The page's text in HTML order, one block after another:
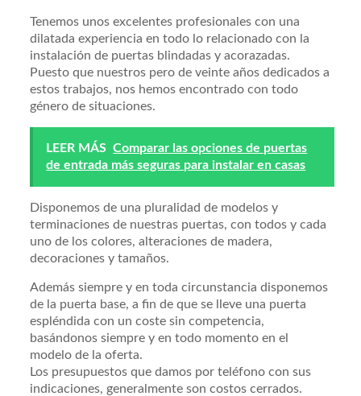
Tenemos unos excelentes profesionales con una
dilatada experiencia en todo lo relacionado con la
instalación de puertas blindadas y acorazadas.
Puesto que nuestros pero de veinte años dedicados a
estos trabajos, nos hemos encontrado con todo
género de situaciones.
LEER MÁS Comparar las opciones de puertas
de entrada más seguras para instalar en casas
Disponemos de una pluralidad de modelos y
terminaciones de nuestras puertas, con todos y cada
uno de los colores, alteraciones de madera,
decoraciones y tamaños.
Además siempre y en toda circunstancia disponemos
de la puerta base, a fin de que se lleve una puerta
espléndida con un coste sin competencia,
basándonos siempre y en todo momento en el
modelo de la oferta.
Los presupuestos que damos por teléfono con sus
indicaciones, generalmente son costos cerrados.